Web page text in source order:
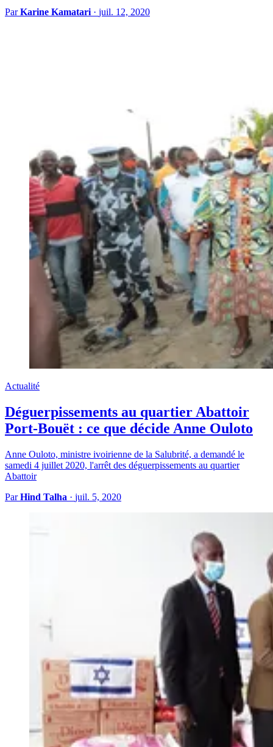
ParKarine Kamatari · juil. 12, 2020
Actualité
Déguerpissements au quartier Abattoir
Port-Bouët : ce que décide Anne Ouloto
Anne Ouloto, ministre ivoirienne de la Salubrité, a demandé le
samedi 4 juillet 2020, l'arrêt des déguerpissements au quartier
Abattoir
ParHind Talha · juil. 5, 2020